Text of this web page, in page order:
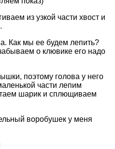
из узкой части хвост и
Как мы ее будем лепить?
о клювике его надо
поэтому голова у него
части лепим
шарик и сплющиваем
воробушек у меня